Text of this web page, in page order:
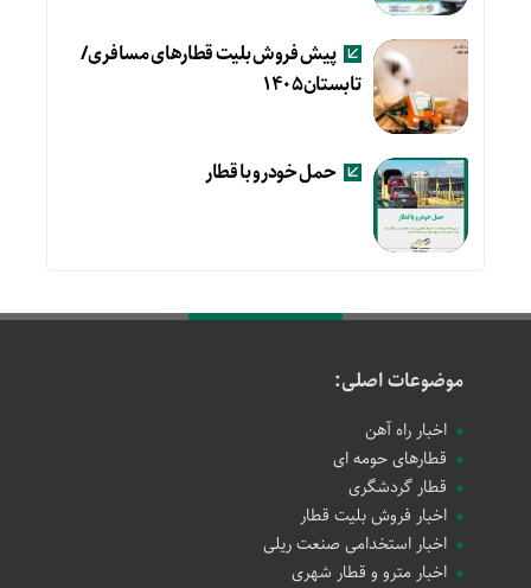
پیش فروش بلیت قطارهای مسافری/
تابستان۱۴۰۵
حمل خودرو با قطار
موضوعات اصلی:
اخبار راه آهن
قطارهای حومه ای
قطار گردشگری
اخبار فروش بلیت قطار
اخبار استخدامی صنعت ریلی
اخبار مترو و قطار شهری